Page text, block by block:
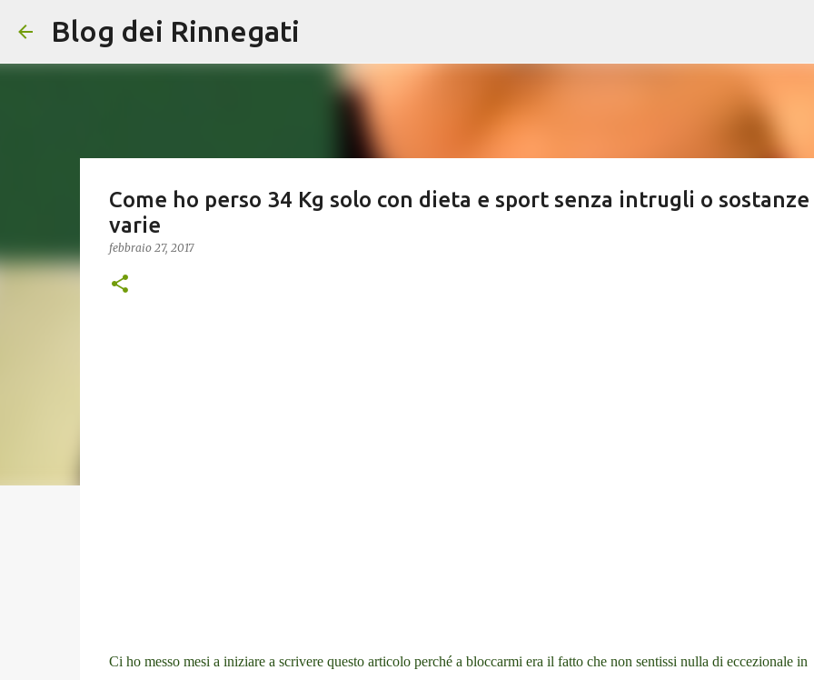
Blog dei Rinnegati
Come ho perso 34 Kg solo con dieta e sport senza intrugli o sostanze
varie
febbraio 27, 2017
Ci ho messo mesi a iniziare a scrivere questo articolo perché a bloccarmi era il fatto che non sentissi nulla di eccezionale in